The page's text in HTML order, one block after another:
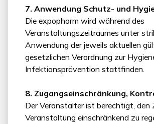
7. Anwendung Schutz- und
Die expopharm wird während des
Veranstaltungszeitraumes unter
Anwendung der jeweils aktuellen
gesetzlichen Verordnung zur
Infektionsprävention stattfinden.
8. Zugangseinschränkung,
Der Veranstalter ist berechtigt,
Veranstaltung einschränkend zu